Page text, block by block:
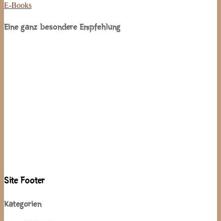
E-Books
Eine ganz besondere Empfehlung
Site Footer
Kategorien